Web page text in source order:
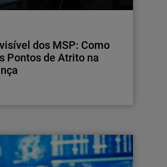
dos MSP: Como
Pontos de Atrito na